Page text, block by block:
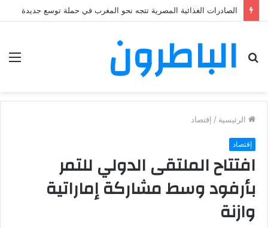
الصادرات الغذائية المصرية تتجه نحو المغرب في حملة توسع جديدة
الباطرون
الرئيسية / إقتصاد
إقتصاد
افتتاح الملتقى الدولي للتمر
بأرفود وسط مشاركة إماراتية
وازنة